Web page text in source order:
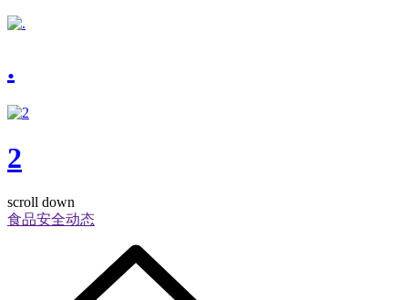
.
2
scroll down
食品安全动态